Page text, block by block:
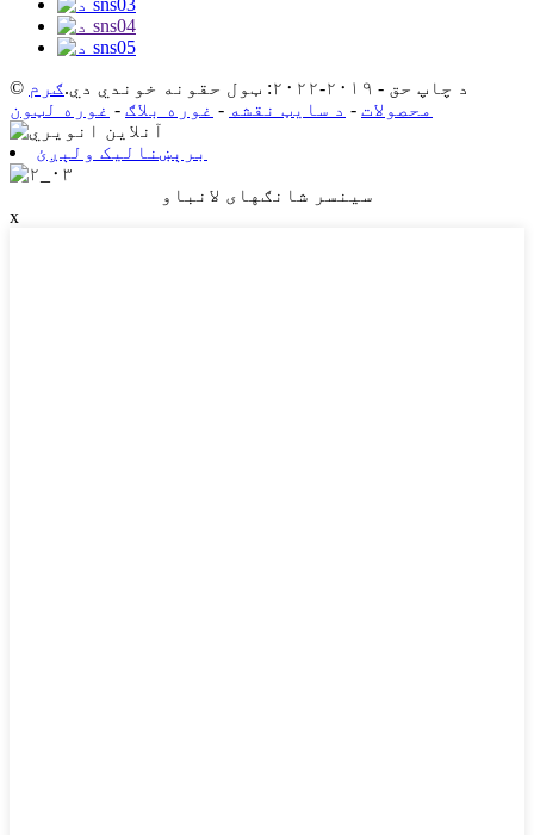
© د چاپ حق - ۲۰۱۹-۲۰۲۲: ټول حقونه خوندي دي.
ګرم
محصولات - د سایټ نقشه - غوره بلاګ - غوره لټون
برېښنالیک ولېږئ
سینسر شانګهای لانباو
x